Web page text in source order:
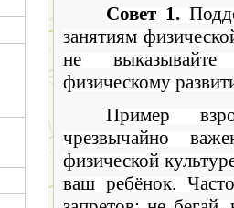
Совет 1.
занятиям
не
физическому
Пример
чрезвычайно
физической
ваш ребёнок.